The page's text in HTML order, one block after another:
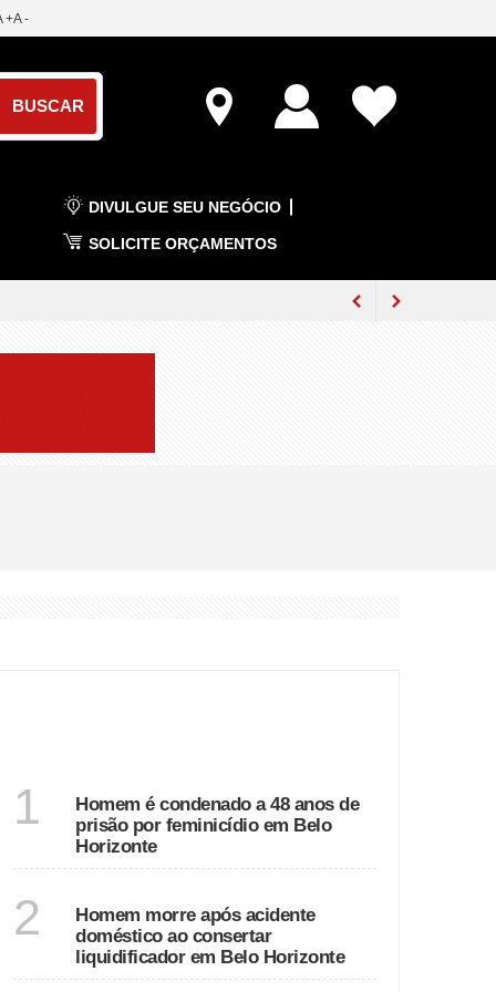
+A -
DIVULGUE SEU NEGÓCIO
SOLICITE ORÇAMENTOS
em Goiás
no ES
1
Homem é condenado a 48 anos de
prisão por feminicídio em Belo
Horizonte
2
Homem morre após acidente
doméstico ao consertar
liquidificador em Belo Horizonte